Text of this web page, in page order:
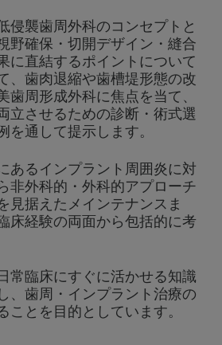
侵襲歯周外科のコンセプトと
野確保・切開デザイン・縫合
に直結するポイントについて
、歯肉退縮や歯槽堤形態の改
歯周形成外科に焦点を当て、
立させるための診断・術式選
通して提示します。
あるインプラント周囲炎に対
非外科的・外科的アプローチ
見据えたメインテナンスま
床経験の両面から包括的に考
常臨床にすぐに活かせる知識
、歯周・インプラント治療の
ことを目的としています。